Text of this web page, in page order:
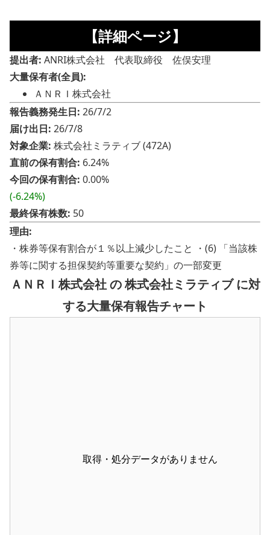
【詳細ページ】
提出者: ANRI株式会社 代表取締役 佐俣安理
大量保有者(全員):
ＡＮＲＩ株式会社
報告義務発生日: 26/7/2
届け出日: 26/7/8
対象企業: 株式会社ミラティブ (472A)
直前の保有割合: 6.24%
今回の保有割合: 0.00%
(-6.24%)
最終保有株数: 50
理由:
・株券等保有割合が１％以上減少したこと ・(6) 「当該株
券等に関する担保契約等重要な契約」の一部変更
ＡＮＲＩ株式会社 の 株式会社ミラティブ に対
する大量保有報告チャート
取得・処分データがありません